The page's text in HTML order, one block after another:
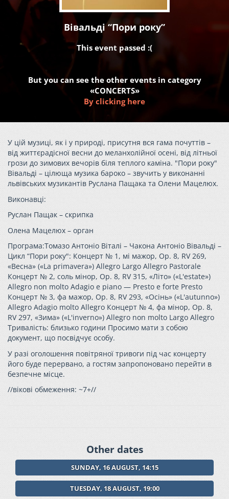
Вівальді “Пори року”
This event passed :(
But you can see the other events in category
«CONCERTS»
By clicking here
У цій музиці, як і у природі, присутня вся гама почуттів –
від життєрадісної весни до меланхолійної осені, від літньої
грози до зимових вечорів біля теплого каміна. "Пори року"
Вівальді – цілюща музика бароко – звучить у виконанні
львівських музикантів Руслана Пащака та Олени Мацелюх.
Виконавці:
Руслан Пащак – скрипка
Олена Мацелюх – орган
Програма:Томазо Антоніо Віталі – Чакона Антоніо Вівальді –
Цикл “Пори року": Концерт № 1, мі мажор, Op. 8, RV 269,
«Весна» («La primavera») Allegro Largo Allegro Pastorale
Концерт № 2, соль мінор, Op. 8, RV 315, «Літо» («L'estate»)
Allegro non molto Adagio e piano — Presto e forte Presto
Концерт № 3, фа мажор, Op. 8, RV 293, «Осінь» («L'autunno»)
Allegro Adagio molto Allegro Концерт № 4, фа мінор, Op. 8,
RV 297, «Зима» («L'inverno») Allegro non molto Largo Allegro
Тривалість: близько години Просимо мати з собою
документ, що посвідчує особу.
У разі оголошення повітряної тривоги під час концерту
його буде перервано, а гостям запропоновано перейти в
безпечне місце.
//вікові обмеження: ~7+//
Other dates
SUNDAY, 16 AUGUST, 14:15
TUESDAY, 18 AUGUST, 19:00